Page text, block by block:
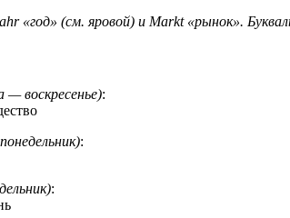
«год» (см. яровой) и Markt «рынок».
— воскресенье):
:
: